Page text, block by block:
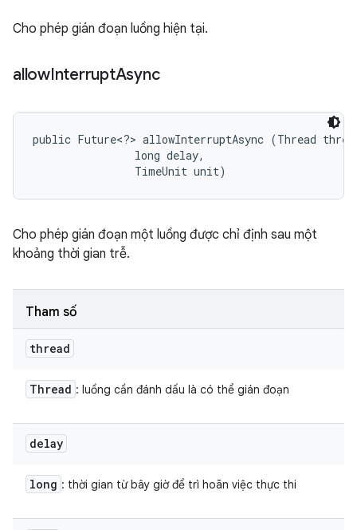
Cho phép gián đoạn luồng hiện tại.
allowInterruptAsync
public Future<?> allowInterruptAsync (Thread
                long delay,
                TimeUnit unit)
Cho phép gián đoạn một luồng được chỉ định sau một
khoảng thời gian trễ.
Tham số
thread
Thread : luồng cần đánh dấu là có thể gián đoạn
delay
long : thời gian từ bây giờ để trì hoãn việc thực thi